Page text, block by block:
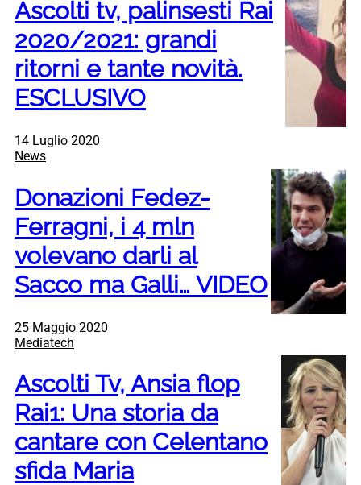
Ascolti tv, palinsesti Rai
2020/2021: grandi
ritorni e tante novità.
ESCLUSIVO
14 Luglio 2020
News
Donazioni Fedez-
Ferragni, i 4 mln
volevano darli al
Sacco ma Galli… VIDEO
25 Maggio 2020
Mediatech
Ascolti Tv, Ansia flop
Rai1: Una storia da
cantare con Celentano
sfida Maria